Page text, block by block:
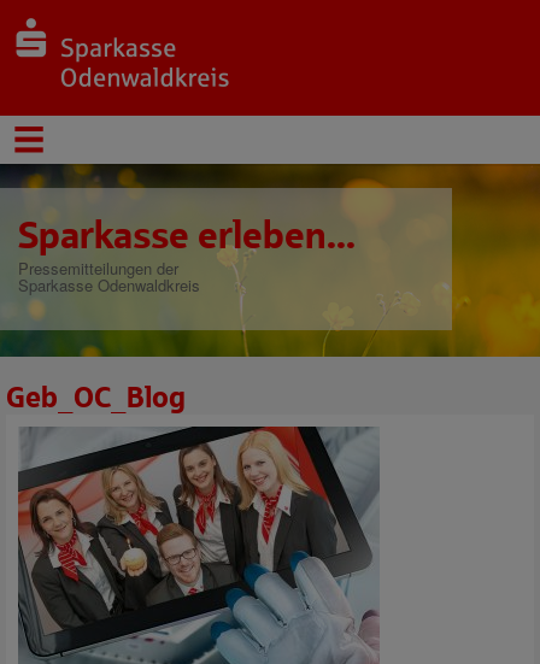
Sparkasse erleben...
Pressemitteilungen der
Sparkasse Odenwaldkreis
Geb_OC_Blog